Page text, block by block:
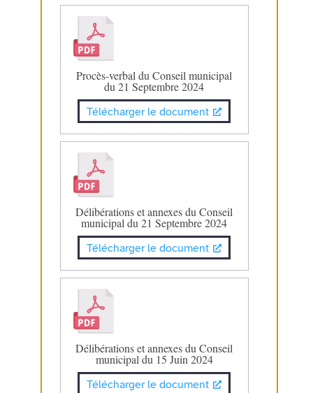
Procès-verbal du Conseil municipal
du 21 Septembre 2024
Télécharger le document
Délibérations et annexes du Conseil
municipal du 21 Septembre 2024
Télécharger le document
Délibérations et annexes du Conseil
municipal du 15 Juin 2024
Télécharger le document